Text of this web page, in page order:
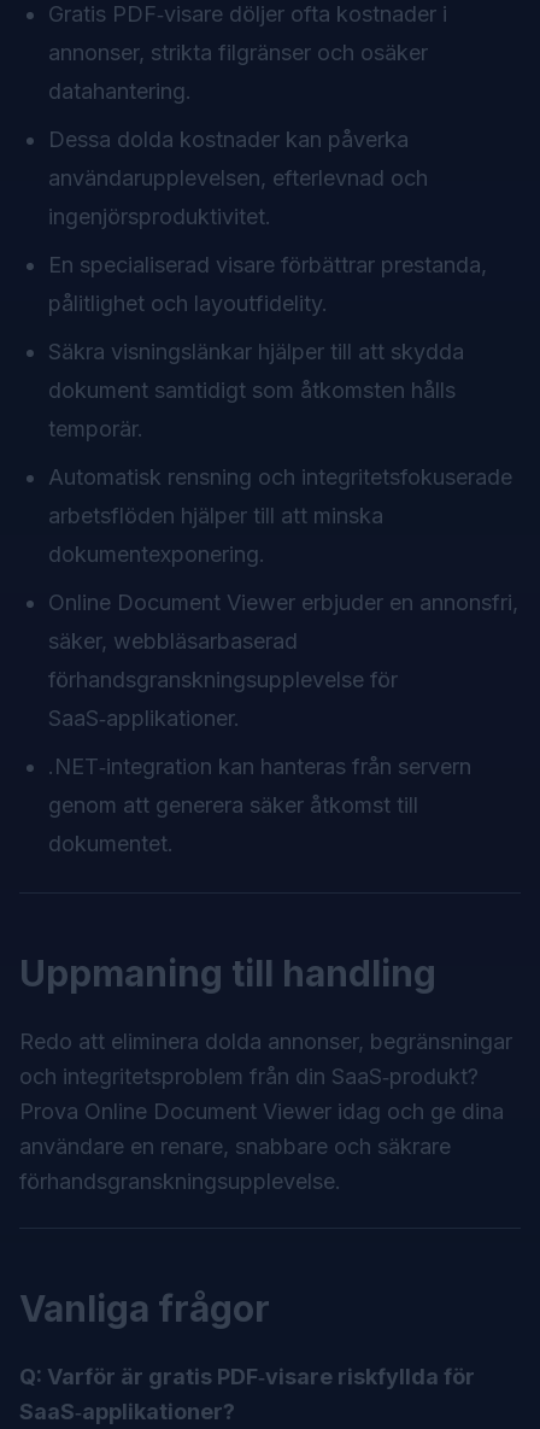
Gratis PDF‑visare döljer ofta kostnader i
annonser, strikta filgränser och osäker
datahantering.
Dessa dolda kostnader kan påverka
användarupplevelsen, efterlevnad och
ingenjörsproduktivitet.
En specialiserad visare förbättrar prestanda,
pålitlighet och layoutfidelity.
Säkra visningslänkar hjälper till att skydda
dokument samtidigt som åtkomsten hålls
temporär.
Automatisk rensning och integritetsfokuserade
arbetsflöden hjälper till att minska
dokumentexponering.
Online Document Viewer erbjuder en annonsfri,
säker, webbläsarbaserad
förhandsgranskningsupplevelse för
SaaS‑applikationer.
.NET‑integration kan hanteras från servern
genom att generera säker åtkomst till
dokumentet.
Uppmaning till handling
Redo att eliminera dolda annonser, begränsningar
och integritetsproblem från din SaaS‑produkt?
Prova Online Document Viewer idag och ge dina
användare en renare, snabbare och säkrare
förhandsgranskningsupplevelse.
Vanliga frågor
Q: Varför är gratis PDF‑visare riskfyllda för
SaaS‑applikationer?